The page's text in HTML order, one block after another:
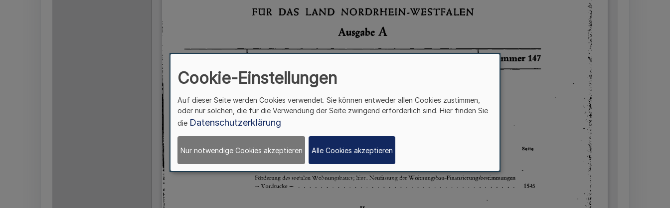
Cookie-Einstellungen
Auf dieser Seite werden Cookies verwendet. Sie können entweder allen Cookies zustimmen,
oder nur solchen, die für die Verwendung der Seite zwingend erforderlich sind. Hier finden Sie
die Datenschutzerklärung
Nur notwendige Cookies akzeptieren Alle Cookies akzeptieren